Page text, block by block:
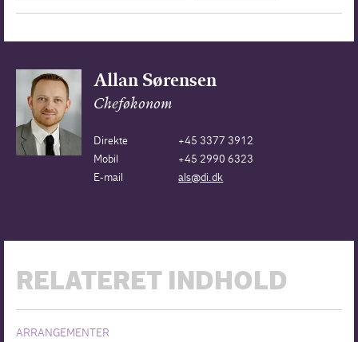
Allan Sørensen
Cheføkonom
Direkte
+45 3377 3912
Mobil
+45 2990 6323
E-mail
als@di.dk
RELATERET INDHOLD
ARRANGEMENTER